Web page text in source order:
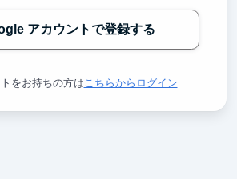
アカウントで登録する
をお持ちの方は こちらからログイン